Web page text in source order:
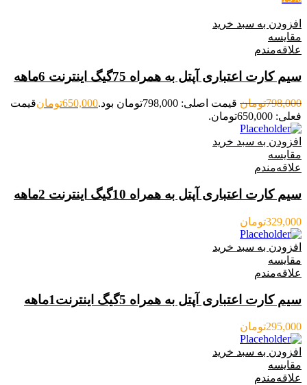
افزودن به سبد خرید
مقایسه
علاقه‌مندم
سیم کارت اعتباری آپتل به همراه 75گیگ اینترنت 6ماهه
798,000تومان قیمت اصلی: 798,000تومان بود. 650,000تومانقیمت
فعلی: 650,000تومان.
افزودن به سبد خرید
مقایسه
علاقه‌مندم
سیم کارت اعتباری آپتل به همراه 10گیگ اینترنت 2ماهه
329,000تومان
افزودن به سبد خرید
مقایسه
علاقه‌مندم
سیم کارت اعتباری آپتل به همراه 5گیگ اینترنت1ماهه
295,000تومان
افزودن به سبد خرید
مقایسه
علاقه‌مندم